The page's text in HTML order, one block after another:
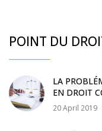
POINT DU
LA
EN DROIT
20 April 2019